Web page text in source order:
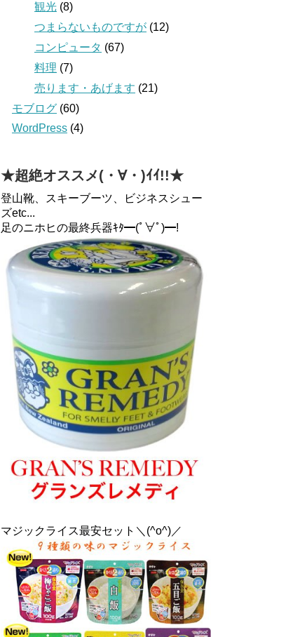
観光 (8)
つまらないものですが (12)
コンピュータ (67)
料理 (7)
売ります・あげます (21)
モブログ (60)
WordPress (4)
★超絶オススメ(・∀・)ｲｲ!!★
登山靴、スキーブーツ、ビジネスシュー
ズetc...
足のニホヒの最終兵器ｷﾀ━(ﾟ∀ﾟ)━!
マジックライス最安セット＼(^o^)／